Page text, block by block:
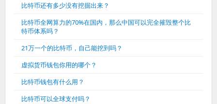
比特币还有多少没有挖掘出来？
比特币全网算力的70%在国内，那么中国可以完全摧毁整个比
特币体系吗？
21万一个的比特币，自己能挖到吗？
虚拟货币钱包你用的哪个？
比特币钱包有什么用？
比特币可以全球支付吗？